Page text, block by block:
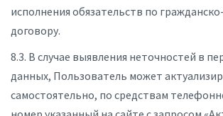
исполнения обязательств по
договору.
8.3. В случае выявления неточностей в
данных, Пользователь может
самостоятельно, по средствам